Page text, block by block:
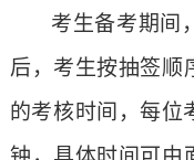
考生备考期间
后，考生按抽签顺
的考核时间，每位